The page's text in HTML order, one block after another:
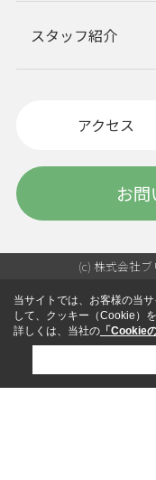
スタッフ紹介
アクセス
お
(c) 株式会社ブ
当サイトでは、お客様の当
して、クッキー（Cookie）
詳しくは、当社の 「Cookie